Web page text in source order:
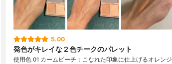
5.00
発色がキレイな２色チークのパレット
使用色 01 カームビーチ：こなれた印象に仕上げるオレンジ